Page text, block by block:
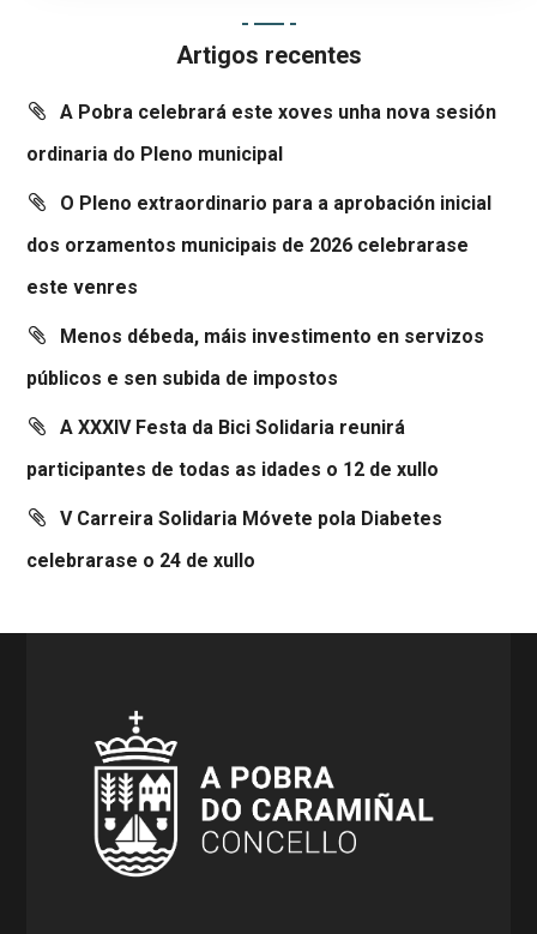
Artigos recentes
A Pobra celebrará este xoves unha nova sesión
ordinaria do Pleno municipal
O Pleno extraordinario para a aprobación inicial
dos orzamentos municipais de 2026 celebrarase
este venres
Menos débeda, máis investimento en servizos
públicos e sen subida de impostos
A XXXIV Festa da Bici Solidaria reunirá
participantes de todas as idades o 12 de xullo
V Carreira Solidaria Móvete pola Diabetes
celebrarase o 24 de xullo